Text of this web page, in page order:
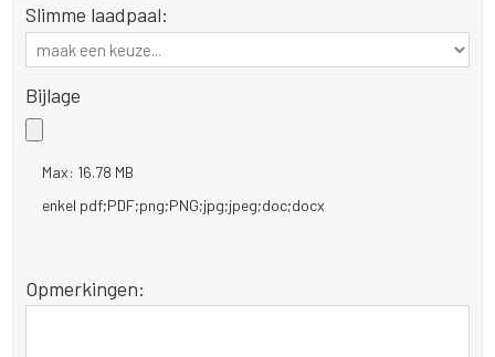
Slimme laadpaal:
Bijlage
Max: 16.78 MB
enkel pdf;PDF;png;PNG;jpg;jpeg;doc;docx
Opmerkingen: